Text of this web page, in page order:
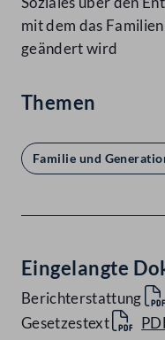
mit dem das
geändert wird
Themen
Familie und
Eingelangte
Berichterstattung
Gesetzestext